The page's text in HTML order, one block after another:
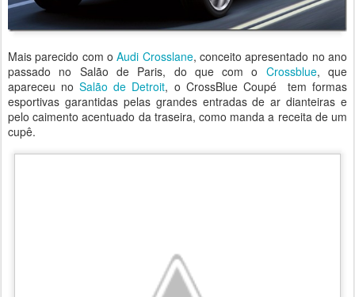
Mais parecido com oAudi Crosslane, conceito apresentado no ano
passado no Salão de Paris, do que com o Crossblue, que
apareceu noSalão de Detroit, o CrossBlue Coupé tem formas
esportivas garantidas pelas grandes entradas de ar dianteiras e
pelo caimento acentuado da traseira, como manda a receita de um
cupê.